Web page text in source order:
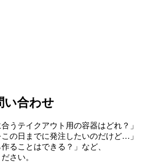
い合わせ
うテイクアウト用の容器はどれ？」
この日までに発注したいのだけど…」
ることはできる？」など、
さい。